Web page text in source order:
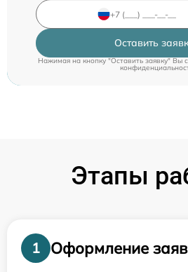
Оставить
Нажимая на кнопку "Оставить заявку" Вы
Этапы
1
Оформление